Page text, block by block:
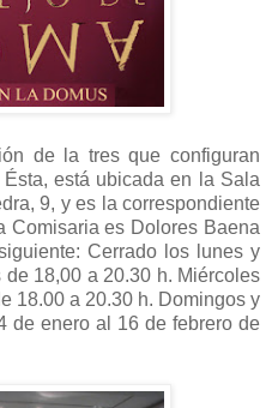
de la tres que configuran
está ubicada en la Sala
9, y es la correspondiente
Comisaria es Dolores Baena
Cerrado los lunes y
18,00 a 20.30 h. Miércoles
18.00 a 20.30 h. Domingos y
de enero al 16 de febrero de